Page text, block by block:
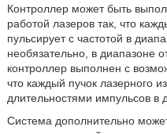
Контроллер может быть
работой лазеров так, что
пульсирует с частотой в
необязательно, в диапазоне
контроллер выполнен с
что каждый пучок лазерного
длительностями импульсов в
Система дополнительно